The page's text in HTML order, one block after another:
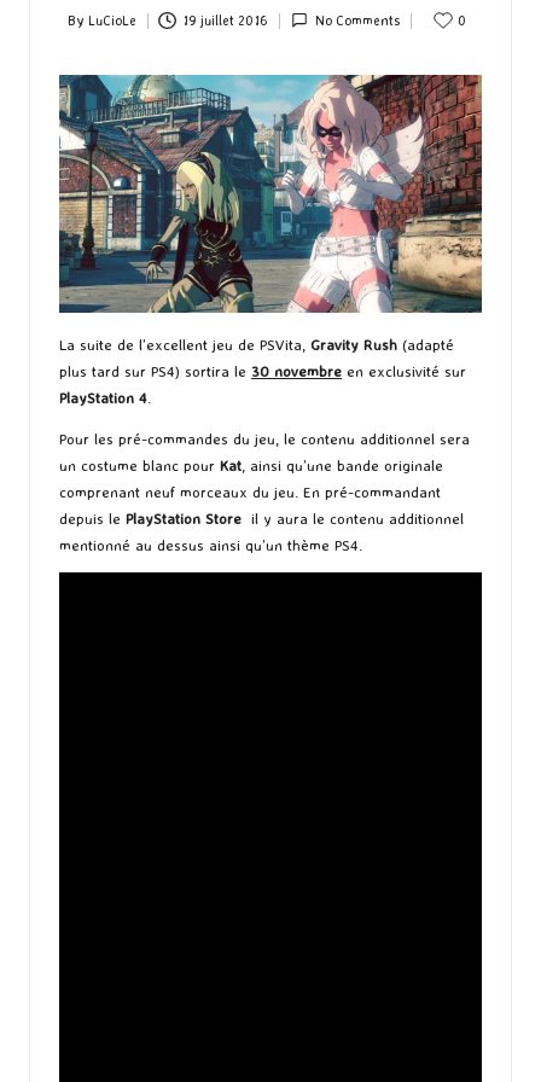
Posted
By LuCioLe 19 juillet 2016 No Comments 0
La suite de l’excellent jeu de PSVita, Gravity Rush (adapté
plus tard sur PS4) sortira le 30 novembre en exclusivité sur
PlayStation 4
Pour les pré-commandes du jeu, le contenu additionnel sera
un costume blanc pour Kat , ainsi qu’une bande originale
comprenant neuf morceaux du jeu. En pré-commandant
depuis le PlayStation Store il y aura le contenu additionnel
mentionné au dessus ainsi qu’un thème PS4.